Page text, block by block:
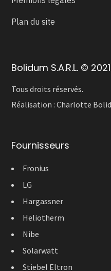
Plan du site
Bolidum S.A.R.L. © 2021
Tous droits réservés.
Réalisation :Charlotte
Fournisseurs
Fronius
LG
Hargassner
Heliotherm
Nibe
Solarwatt
Stiebel Eltron